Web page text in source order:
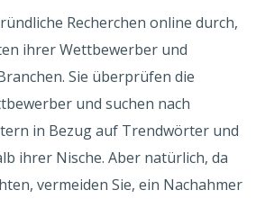
Recherchen online durch,
ihrer Wettbewerber und
Sie überprüfen die
und suchen nach
in Bezug auf Trendwörter und
ihrer Nische. Aber natürlich, da
vermeiden Sie, ein Nachahmer